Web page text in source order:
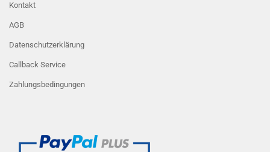
Kontakt
AGB
Datenschutzerklärung
Callback Service
Zahlungsbedingungen